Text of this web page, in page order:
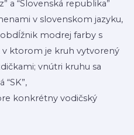
a “Slovenská republika”
v slovenskom jazyku,
modrej farby s
v ktorom je kruh vytvorený
vnútri kruhu sa
konkrétny vodičský